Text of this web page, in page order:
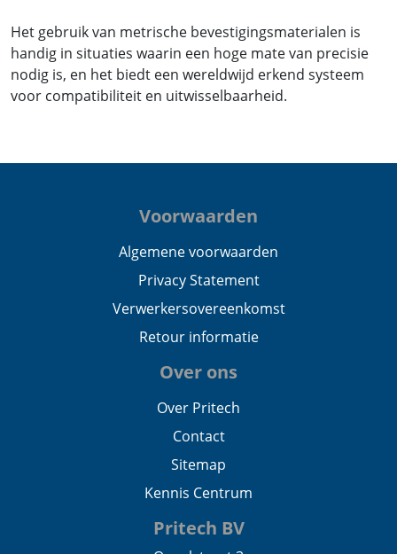
Het gebruik van metrische bevestigingsmaterialen is
handig in situaties waarin een hoge mate van precisie
nodig is, en het biedt een wereldwijd erkend systeem
voor compatibiliteit en uitwisselbaarheid.
Voorwaarden
Algemene voorwaarden
Privacy Statement
Verwerkersovereenkomst
Retour informatie
Over ons
Over Pritech
Contact
Sitemap
Kennis Centrum
Pritech BV